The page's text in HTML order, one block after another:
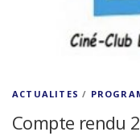
ACTUALITES /
Compte rendu